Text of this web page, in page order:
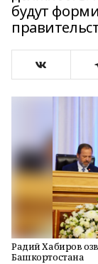
будут
Радий Хабиров
Башкортостана